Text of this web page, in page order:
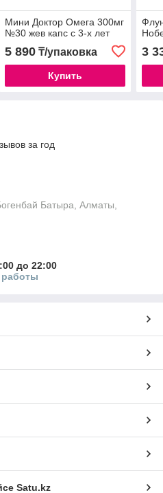
Мини Доктор Омега 300мг
№30 жев капс с 3-х лет
5 890₸/упаковка
Купить
3
за год
Батыра, Алматы,
до 22:00
работы
Satu.kz